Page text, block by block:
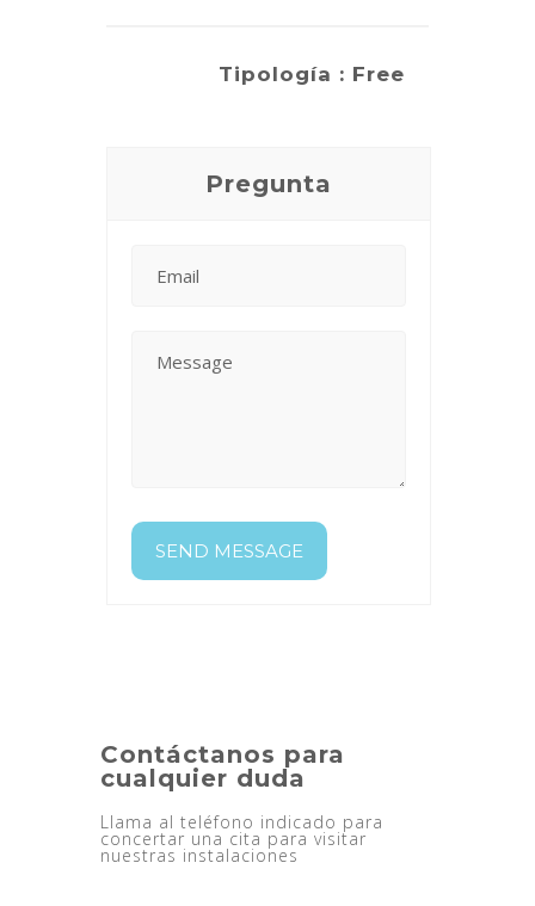
Tipología : Free
Pregunta
Contáctanos para
cualquier duda
Llama al teléfono indicado para
concertar una cita para visitar
nuestras instalaciones